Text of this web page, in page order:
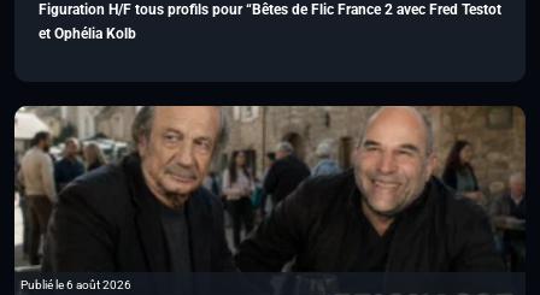
Figuration H/F tous profils pour “Bêtes de Flic France 2 avec Fred Testot
et Ophélia Kolb
Publié le 6 août 2026